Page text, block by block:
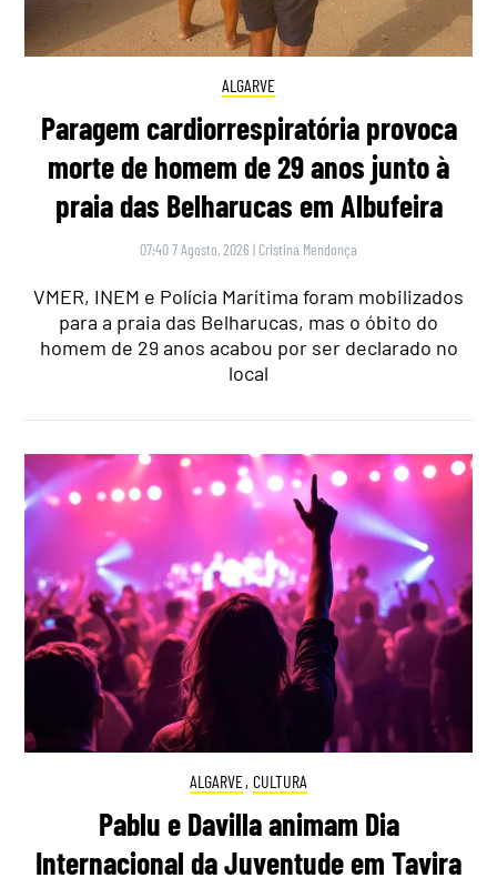
ALGARVE
Paragem cardiorrespiratória provoca
morte de homem de 29 anos junto à
praia das Belharucas em Albufeira
07:40 7 Agosto, 2026 | Cristina Mendonça
VMER, INEM e Polícia Marítima foram mobilizados
para a praia das Belharucas, mas o óbito do
homem de 29 anos acabou por ser declarado no
local
ALGARVE, CULTURA
Pablu e Davilla animam Dia
Internacional da Juventude em Tavira